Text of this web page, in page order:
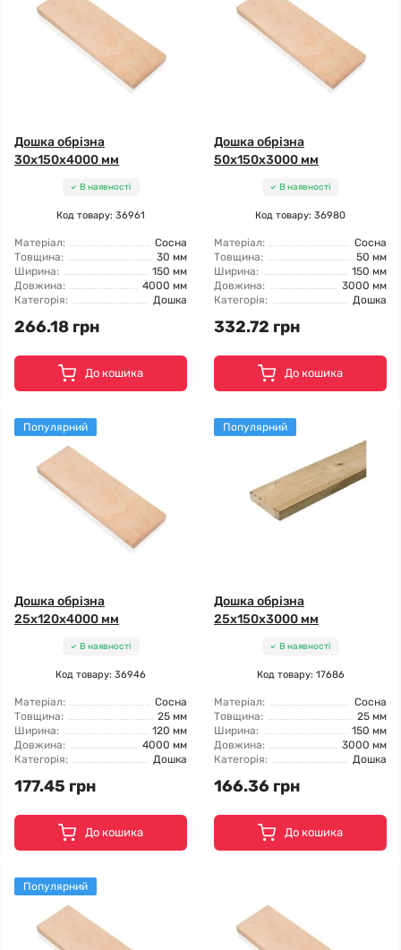
Дошка обрізна
30x150x4000 мм
В наявності
Код товару: 36961
Матеріал:
Сосна
Товщина:
30 мм
Ширина:
150 мм
Довжина:
4000 мм
Категорія:
Дошка
266.18 грн
До кошика
Дошка обрізна
50x150x3000 мм
В наявності
Код товару: 36980
Матеріал:
Сосна
Товщина:
50 мм
Ширина:
150 мм
Довжина:
3000 мм
Категорія:
Дошка
332.72 грн
До кошика
Популярний
Дошка обрізна
25x120x4000 мм
В наявності
Код товару: 36946
Матеріал:
Сосна
Товщина:
25 мм
Ширина:
120 мм
Довжина:
4000 мм
Категорія:
Дошка
177.45 грн
До кошика
Популярний
Дошка обрізна
25x150x3000 мм
В наявності
Код товару: 17686
Матеріал:
Сосна
Товщина:
25 мм
Ширина:
150 мм
Довжина:
3000 мм
Категорія:
Дошка
166.36 грн
До кошика
Популярний